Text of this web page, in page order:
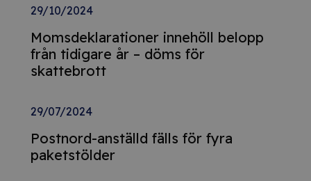
29/10/2024
Momsdeklarationer innehöll belopp
från tidigare år – döms för
skattebrott
29/07/2024
Postnord-anställd fälls för fyra
paketstölder